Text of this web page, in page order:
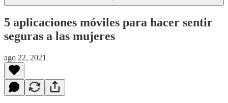
5 aplicaciones móviles para hacer sentir
seguras a las mujeres
ago 22, 2021